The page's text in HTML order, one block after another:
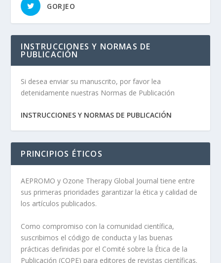
GORJEO
INSTRUCCIONES Y NORMAS DE
PUBLICACIÓN
Si desea enviar su manuscrito, por favor lea
detenidamente nuestras Normas de Publicación
INSTRUCCIONES Y NORMAS DE PUBLICACIÓN
PRINCIPIOS ÉTICOS
AEPROMO y Ozone Therapy Global Journal tiene entre
sus primeras prioridades garantizar la ética y calidad de
los artículos publicados.
Como compromiso con la comunidad científica,
suscribimos el código de conducta y las buenas
prácticas definidas por el Comité sobre la Ética de la
Publicación (COPE) para editores de revistas científicas.